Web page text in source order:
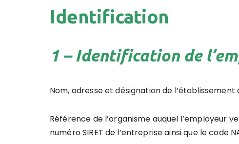
Identification
1 – Identification de
Nom, adresse et désignation de
Référence de l’organisme auquel l’employeur
numéro SIRET de l’entreprise ainsi que le code